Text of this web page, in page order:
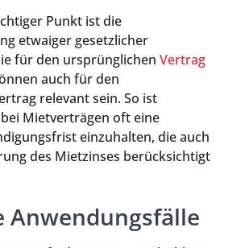
Punkt ist die
etwaiger gesetzlicher
für den ursprünglichen Vertrag
auch für den
relevant sein. So ist
Mietverträgen oft eine
einzuhalten, die auch
des Mietzinses berücksichtigt
Anwendungsfälle